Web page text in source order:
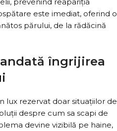
este imediat, oferind o
părului, de la rădăcină
îngrijirea
lux rezervat doar situațiilor de
despre cum sa scapi de
devine vizibilă pe haine,